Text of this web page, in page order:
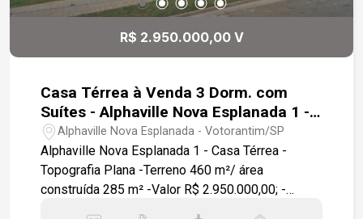
R$ 2.950.000,00 V
Casa Térrea à Venda 3 Dorm. com
Suítes - Alphaville Nova Esplanada 1 -
Votorantim :
Alphaville Nova Esplanada - Votorantim/SP
Alphaville Nova Esplanada 1 - Casa Térrea -
Topografia Plana -Terreno 460 m²/ área
construída 285 m² -Valor R$ 2.950.000,00; -